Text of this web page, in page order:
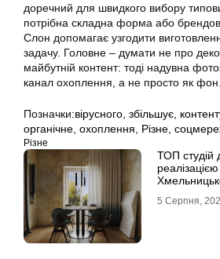
доречний для швидкого вибору
потрібна складна форма або
Слон допомагає узгодити
задачу. Головне – думати не про
майбутній контент: тоді надувна
канал охоплення, а не просто як фон.
Позначки:вірусного збільшує
органічне охоплення Різне
Різне
ТОП студій
5 Серпня,